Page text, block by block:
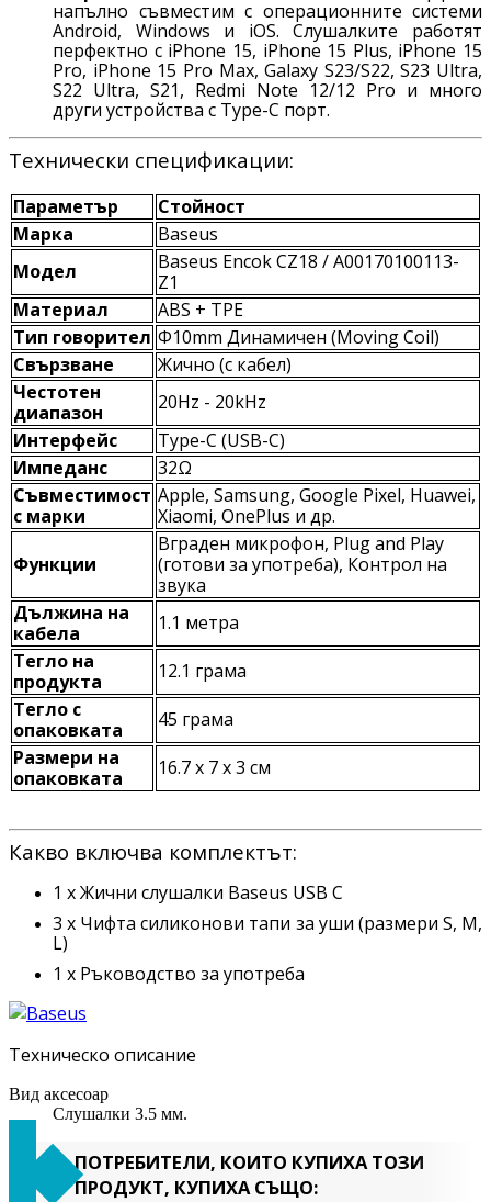
напълно съвместим с операционните системи
Android, Windows и iOS. Слушалките работят
перфектно с iPhone 15, iPhone 15 Plus, iPhone 15
Pro, iPhone 15 Pro Max, Galaxy S23/S22, S23 Ultra,
S22 Ultra, S21, Redmi Note 12/12 Pro и много
други устройства с Type-C порт.
Технически спецификации:
Параметър
Стойност
Марка
Baseus
Модел
Baseus Encok CZ18 / A00170100113-
Z1
Материал
ABS + TPE
Тип говорител Ф10mm Динамичен (Moving Coil)
Свързване
Жично (с кабел)
Честотен
диапазон
20Hz - 20kHz
Интерфейс
Type-C (USB-C)
Импеданс
32Ω
Съвместимост
с марки
Apple, Samsung, Google Pixel, Huawei,
Xiaomi, OnePlus и др.
Функции
Вграден микрофон, Plug and Play
(готови за употреба), Контрол на
звука
Дължина на
кабела
1.1 метра
Тегло на
продукта
12.1 грама
Тегло с
опаковката
45 грама
Размери на
опаковката
16.7 x 7 x 3 см
Какво включва комплектът:
1 х Жични слушалки Baseus USB C
3 х Чифта силиконови тапи за уши (размери S, M,
L)
1 х Ръководство за употреба
Техническо описание
Вид аксесоар
Слушалки 3.5 мм.
ПОТРЕБИТЕЛИ, КОИТО КУПИХА ТОЗИ
ПРОДУКТ, КУПИХА СЪЩО: